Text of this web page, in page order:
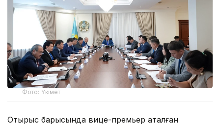
Фото: Үкімет
Отырыс барысында вице-премьер аталған